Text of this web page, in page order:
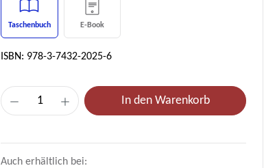
Taschenbuch E-Book
ISBN: 978-3-7432-2025-6
Produkt Anzahl: Gib den gewünschten
In den Warenkorb
Auch erhältlich bei: